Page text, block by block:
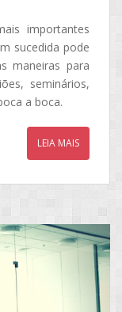
importantes
sucedida pode
maneiras para
seminários,
a boca.
LEIA MAIS